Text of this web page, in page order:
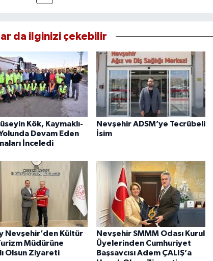
da ilginizi çekebilir
Kök, Kaymaklı-
Devam Eden
İnceledi
Nevşehir ADSM’ye Tecrübeli
İsim
Nevşehir’den Kültür
Müdürüne
Olsun Ziyareti
Nevşehir SMMM Odası Kurul
Üyelerinden Cumhuriyet
Başsavcısı Adem ÇALIŞ’a